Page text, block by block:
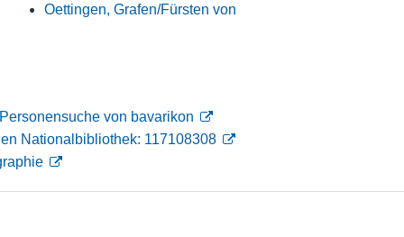
Oettingen, Grafen/Fürsten von
von bavarikon
Nationalbibliothek: 117108308